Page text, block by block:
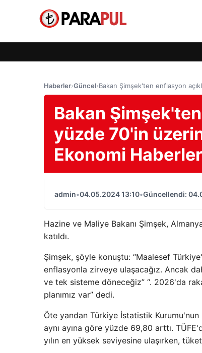
Haberler›Güncel›Bakan Şimşek'ten enflasyon
Bakan
yüzde 70'in
Ekonomi
admin•04.05.2024 13:10•Güncellendi:
Hazine ve Maliye Bakanı Şimşek,
katıldı.
Şimşek, şöyle konuştu: “Maalesef
enflasyonla zirveye ulaşacağız. Ancak
ve tek sisteme döneceğiz” “. 2026'da
planımız var” dedi.
Öte yandan Türkiye İstatistik Kurumu'nun
aynı ayına göre yüzde 69,80 arttı.
yılın en yüksek seviyesine ulaşırken,